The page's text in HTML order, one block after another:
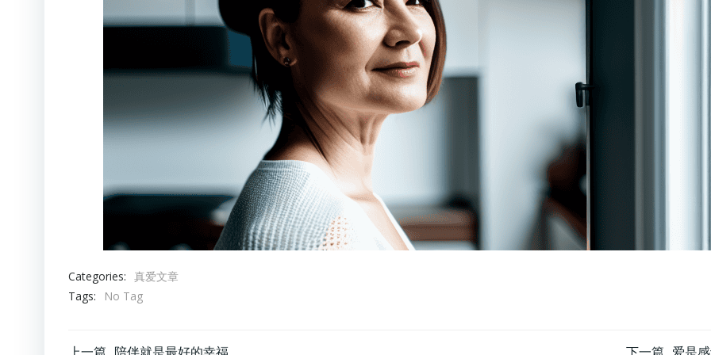
Categories: 真爱文章
Tags:
No Tag